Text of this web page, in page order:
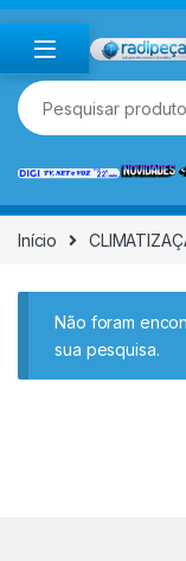
Skip to navigation
Skip to content
Pesquisar por:
Início
Não foram
sua pesquisa.